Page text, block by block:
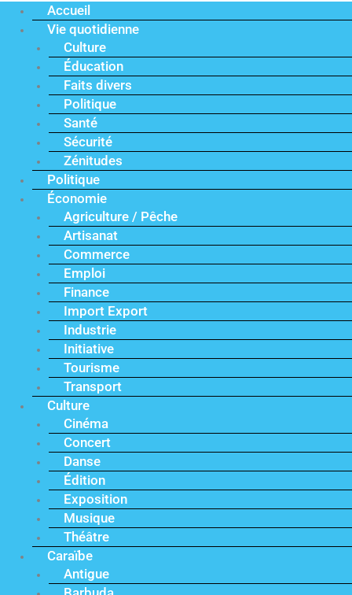
Accueil
Vie quotidienne
Culture
Éducation
Faits divers
Politique
Santé
Sécurité
Zénitudes
Politique
Économie
Agriculture / Pêche
Artisanat
Commerce
Emploi
Finance
Import Export
Industrie
Initiative
Tourisme
Transport
Culture
Cinéma
Concert
Danse
Édition
Exposition
Musique
Théâtre
Caraïbe
Antigue